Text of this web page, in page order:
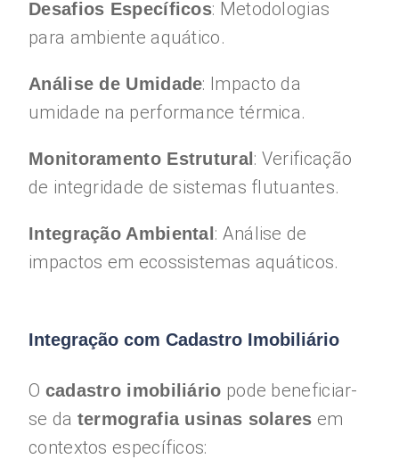
Desafios Específicos: Metodologias
para ambiente aquático.
Análise de Umidade: Impacto da
umidade na performance térmica.
Monitoramento Estrutural : Verificação
de integridade de sistemas flutuantes.
Integração Ambiental : Análise de
impactos em ecossistemas aquáticos.
Integração com Cadastro Imobiliário
O cadastro imobiliário pode beneficiar-
se da termografia usinas solares em
contextos específicos: